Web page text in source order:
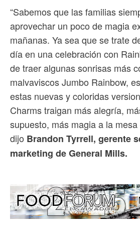
“Sabemos que las familias
aprovechar un poco de magia
mañanas. Ya sea que se trate
día en una celebración con
de traer algunas sonrisas más
malvaviscos Jumbo Rainbow,
estas nuevas y coloridas
Charms traigan más alegría,
supuesto, más magia a la mesa
dijo Brandon Tyrrell, gerente
marketing de General Mills.